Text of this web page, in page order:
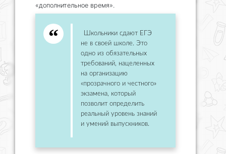
«дополнительное время».
Школьники сдают ЕГЭ
не в своей школе. Это
одно из обязательных
требований, нацеленных
на организацию
«прозрачного и честного»
экзамена, который
позволит определить
реальный уровень знаний
и умений выпускников.